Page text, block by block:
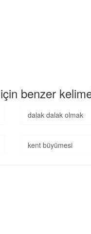
benzer
dalak dalak olmak
kent büyümesi